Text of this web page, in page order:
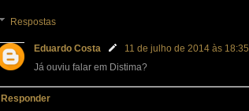
Respostas
Eduardo Costa
11 de julho de 2014 às 18:35
Já ouviu falar em Distima?
Responder